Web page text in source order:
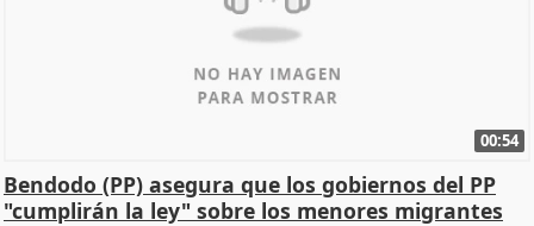
00:54
Bendodo (PP) asegura que los gobiernos del PP
"cumplirán la ley" sobre los menores migrantes